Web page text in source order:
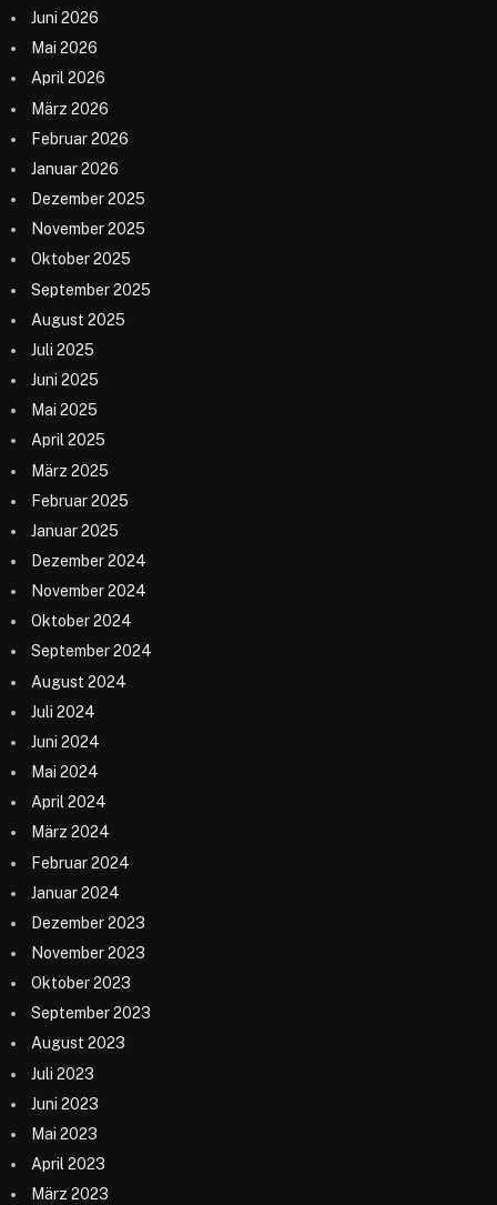
Juni 2026
Mai 2026
April 2026
März 2026
Februar 2026
Januar 2026
Dezember 2025
November 2025
Oktober 2025
September 2025
August 2025
Juli 2025
Juni 2025
Mai 2025
April 2025
März 2025
Februar 2025
Januar 2025
Dezember 2024
November 2024
Oktober 2024
September 2024
August 2024
Juli 2024
Juni 2024
Mai 2024
April 2024
März 2024
Februar 2024
Januar 2024
Dezember 2023
November 2023
Oktober 2023
September 2023
August 2023
Juli 2023
Juni 2023
Mai 2023
April 2023
März 2023